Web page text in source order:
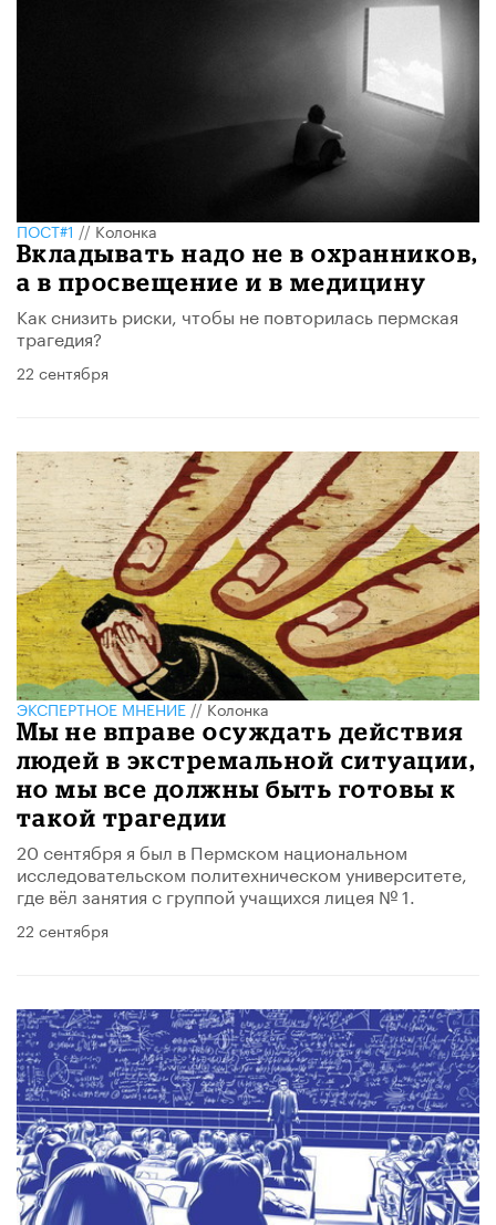
ПОСТ#1//Колонка
Вкладывать надо не в охранников,
а в просвещение и в медицину
Как снизить риски, чтобы не повторилась пермская
трагедия?
22 сентября
ЭКСПЕРТНОЕ МНЕНИЕ//Колонка
Мы не вправе осуждать действия
людей в экстремальной ситуации,
но мы все должны быть готовы к
такой трагедии
20 сентября я был в Пермском национальном
исследовательском политехническом университете,
где вёл занятия с группой учащихся лицея № 1.
22 сентября